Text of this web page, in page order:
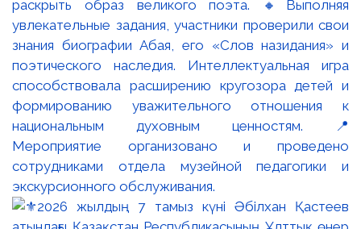
раскрыть образ великого поэта. 🔸Выполняя
увлекательные задания, участники проверили свои
знания биографии Абая, его «Слов назидания» и
поэтического наследия. Интеллектуальная игра
способствовала расширению кругозора детей и
формированию уважительного отношения к
национальным духовным ценностям. 📍
Мероприятие организовано и проведено
сотрудниками отдела музейной педагогики и
экскурсионного обслуживания.